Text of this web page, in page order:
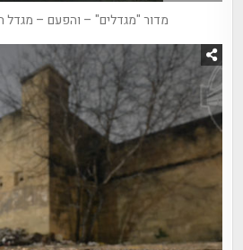
מדור "מגדלים" – והפעם – מגדל